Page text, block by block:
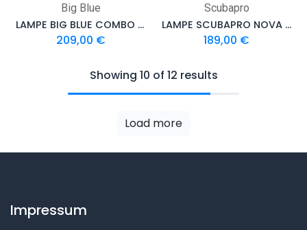
Big Blue
LAMPE BIG BLUE COMBO PACK AL250 & AL1300NP & EASY CLIP RAINBOW
209,00 €
Scubapro
LAMPE SCUBAPRO NOVA 1000R
189,00 €
Showing 10 of 12 results
Load more
Impressum